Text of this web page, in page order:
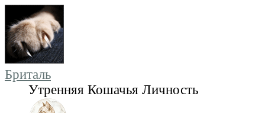
Бриталь
Утренняя Кошачья Личность